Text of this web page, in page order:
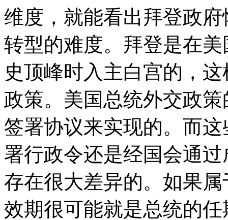
维度，就能看出拜登政
转型的难度。拜登是在
史顶峰时入主白宫的，
政策。美国总统外交政
签署协议来实现的。而
署行政令还是经国会通
存在很大差异的。如果
效期很可能就是总统的